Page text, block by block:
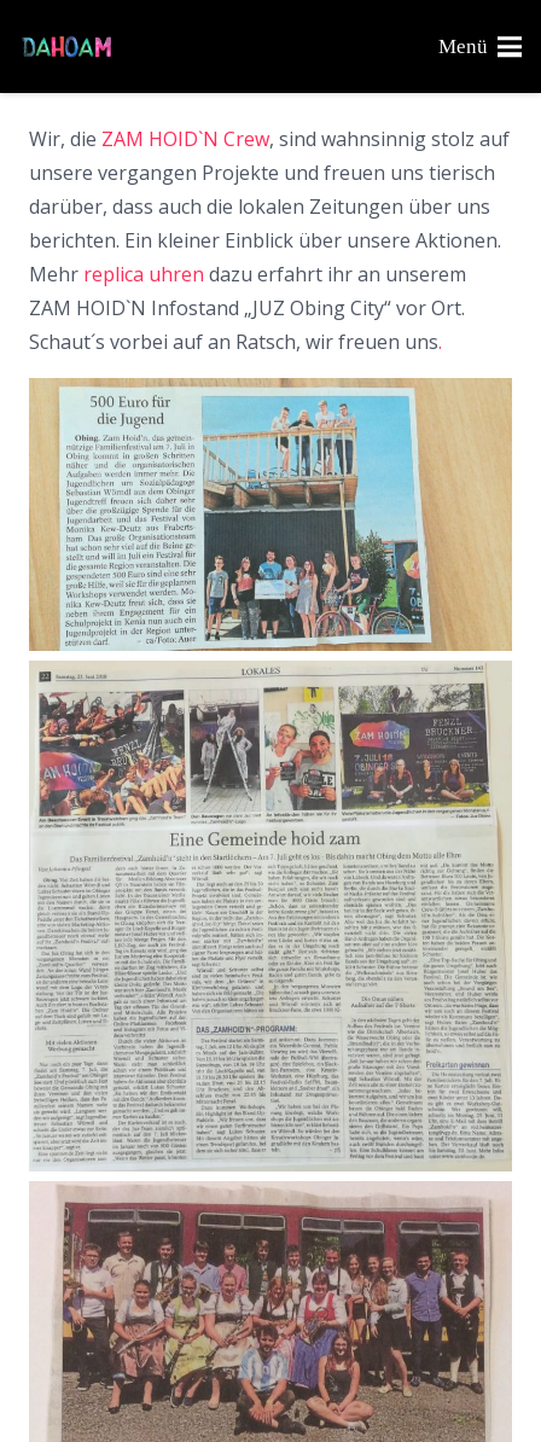
Menü
Wir, die ZAM HOID`N Crew, sind wahnsinnig stolz auf
unsere vergangen Projekte und freuen uns tierisch
darüber, dass auch die lokalen Zeitungen über uns
berichten. Ein kleiner Einblick über unsere Aktionen.
Mehr replica uhren dazu erfahrt ihr an unserem
ZAM HOID`N Infostand „JUZ Obing City“ vor Ort.
Schaut´s vorbei auf an Ratsch, wir freuen uns.